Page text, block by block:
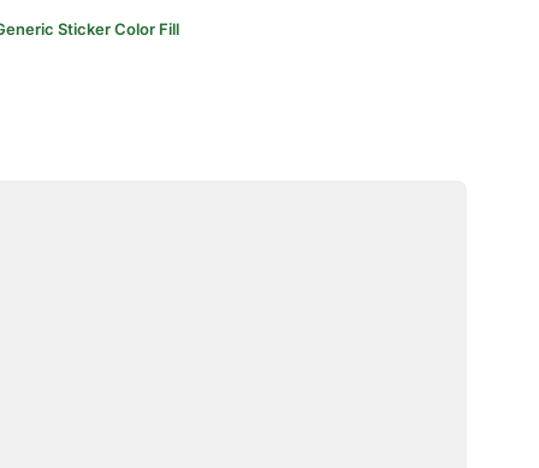
Sticker Color Fill